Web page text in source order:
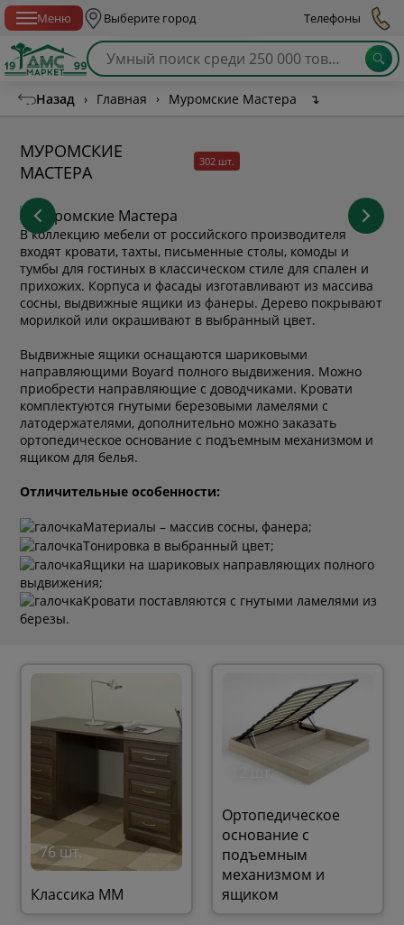
Меню Выберите город Телефоны
Назад › Главная › Муромские Мастера ↴
МУРОМСКИЕ
МАСТЕРА
302 шт.
В коллекцию мебели от российского производителя
входят кровати, тахты, письменные столы, комоды и
тумбы для гостиных в классическом стиле для спален и
прихожих. Корпуса и фасады изготавливают из массива
сосны, выдвижные ящики из фанеры. Дерево покрывают
морилкой или окрашивают в выбранный цвет.
Выдвижные ящики оснащаются шариковыми
направляющими Boyard полного выдвижения. Можно
приобрести направляющие с доводчиками. Кровати
комплектуются гнутыми березовыми ламелями с
латодержателями, дополнительно можно заказать
ортопедическое основание с подъемным механизмом и
ящиком для белья.
Отличительные особенности:
Материалы – массив сосны, фанера;
Тонировка в выбранный цвет;
Ящики на шариковых направляющих полного
выдвижения;
Кровати поставляются с гнутыми ламелями из
березы.
76 шт.
Классика ММ
12 шт.
Ортопедическое
основание с
подъемным
механизмом и
ящиком